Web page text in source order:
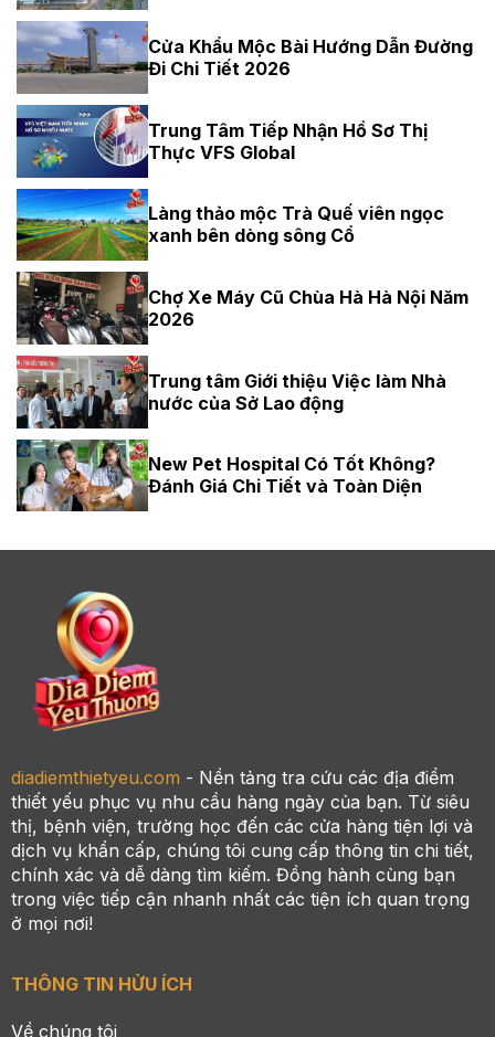
Cửa Khẩu Mộc Bài Hướng Dẫn Đường
Đi Chi Tiết 2026
Trung Tâm Tiếp Nhận Hồ Sơ Thị
Thực VFS Global
Làng thảo mộc Trà Quế viên ngọc
xanh bên dòng sông Cổ
Chợ Xe Máy Cũ Chùa Hà Hà Nội Năm
2026
Trung tâm Giới thiệu Việc làm Nhà
nước của Sở Lao động
New Pet Hospital Có Tốt Không?
Đánh Giá Chi Tiết và Toàn Diện
diadiemthietyeu.com - Nền tảng tra cứu các địa điểm
thiết yếu phục vụ nhu cầu hàng ngày của bạn. Từ siêu
thị, bệnh viện, trường học đến các cửa hàng tiện lợi và
dịch vụ khẩn cấp, chúng tôi cung cấp thông tin chi tiết,
chính xác và dễ dàng tìm kiếm. Đồng hành cùng bạn
trong việc tiếp cận nhanh nhất các tiện ích quan trọng
ở mọi nơi!
THÔNG TIN HỬU ÍCH
Về chúng tôi